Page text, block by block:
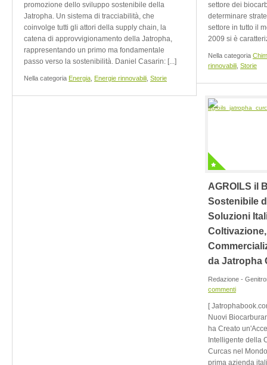
promozione dello sviluppo sostenibile della
Jatropha. Un sistema di tracciabilità, che
coinvolge tutti gli attori della supply chain, la
catena di approvvigionamento della Jatropha,
rappresentando un primo ma fondamentale
passo verso la sostenibilità. Daniel Casarin: [...]
Nella categoria Energia Energie rinnovabili Storie
settore dei
determinare
settore in tutto il
2009 si è
Nella categoria
rinnovabili Storie
AGROILS il
Sostenibile
Soluzioni
da Jatropha
Redazione -
commenti
[
Nuovi
ha Creato
Intelligente della
Curcas nel
prima azienda